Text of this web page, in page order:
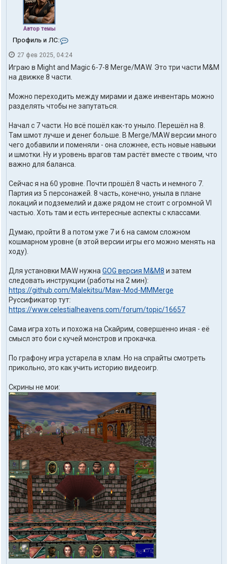
Автор темы
Профиль и ЛС:
н
т
а
к
ы
п
ь
з
о
в
а
л
я
t
r
h
1
e
27 фев 2025, 04:24
Играю в Might and Magic 6-7-8 Merge/MAW. Это три части M&M
на движке 8 части.
Можно переходить между мирами и даже инвентарь можно
разделять чтобы не запутаться.
Начал с 7 части. Но всё пошёл как-то уныло. Перешёл на 8.
Там шмот лучше и денег больше. В Merge/MAW версии много
чего добавили и поменяли - она сложнее, есть новые навыки
и шмотки. Ну и уровень врагов там растёт вместе с твоим, что
важно для баланса.
Сейчас я на 60 уровне. Почти прошёл 8 часть и немного 7.
Партия из 5 персонажей. 8 часть, конечно, уныла в плане
локаций и подземелий и даже рядом не стоит с огромной VI
частью. Хоть там и есть интересные аспекты с классами.
Думаю, пройти 8 а потом уже 7 и 6 на самом сложном
кошмарном уровне (в этой версии игры его можно менять на
ходу).
Для установки MAW нужна GOG версия M&M8 и затем
следовать инструкции (работы на 2 мин):
https://github.com/Malekitsu/Maw-Mod-MMMerge
Руссификатор тут:
https://www.celestialheavens.com/forum/topic/16657
Сама игра хоть и похожа на Скайрим, совершенно иная - её
смысл это бои с кучей монстров и прокачка.
По графону игра устарела в хлам. Но на спрайты смотреть
прикольно, это как учить историю видеоигр.
Скрины не мои: